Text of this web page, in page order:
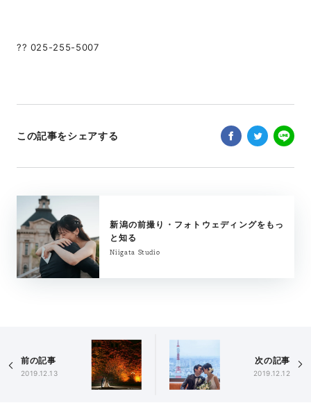
?? 025-255-5007
この記事をシェアする
新潟の前撮り・フォトウェディングをもっ
と知る
Niigata Studio
前の記事
2019.12.13
次の記事
2019.12.12